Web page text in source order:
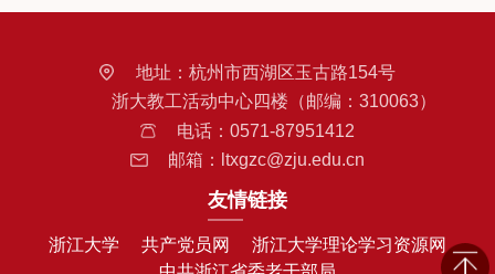
地址：杭州市西湖区玉古路154号
浙大教工活动中心四楼（邮编：310063）
电话：0571-87951412
邮箱：
ltxgzc@zju.edu.cn
友情链接
浙江大学 共产党员网
浙江大学理论学习资源网